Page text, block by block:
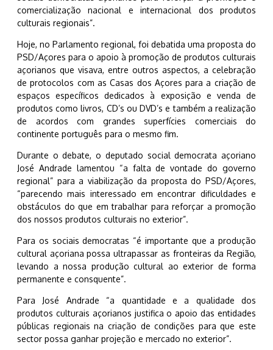
comercialização nacional e internacional dos produtos
culturais regionais”.
Hoje, no Parlamento regional, foi debatida uma proposta do
PSD/Açores para o apoio à promoção de produtos culturais
açorianos que visava, entre outros aspectos, a celebração
de protocolos com as Casas dos Açores para a criação de
espaços específicos dedicados à exposição e venda de
produtos como livros, CD’s ou DVD’s e também a realização
de acordos com grandes superfícies comerciais do
continente português para o mesmo fim.
Durante o debate, o deputado social democrata açoriano
José Andrade lamentou “a falta de vontade do governo
regional” para a viabilização da proposta do PSD/Açores,
“parecendo mais interessado em encontrar dificuldades e
obstáculos do que em trabalhar para reforçar a promoção
dos nossos produtos culturais no exterior”.
Para os sociais democratas “é importante que a produção
cultural açoriana possa ultrapassar as fronteiras da Região,
levando a nossa produção cultural ao exterior de forma
permanente e consquente”.
Para José Andrade “a quantidade e a qualidade dos
produtos culturais açorianos justifica o apoio das entidades
públicas regionais na criação de condições para que este
sector possa ganhar projeção e mercado no exterior”.